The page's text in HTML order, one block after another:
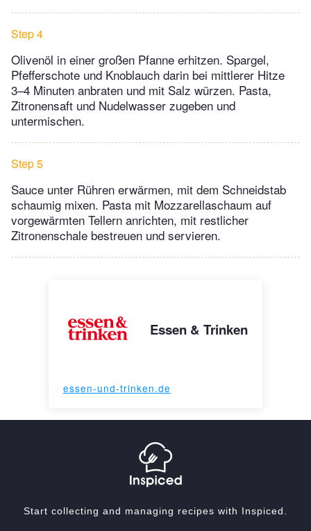
Step 4
Olivenöl in einer großen Pfanne erhitzen. Spargel,
Pfeffer­schote und Knoblauch darin bei mittlerer Hitze
3–4 Minuten anbraten und mit Salz würzen. Pasta,
Zitronensaft und Nudelwasser zugeben und
untermischen.
Step 5
Sauce unter Rühren erwärmen, mit dem Schneidstab
schaumig mixen. Pasta mit Mozzarellaschaum auf
vorgewärmten Tellern anrichten, mit restlicher
Zitronenschale bestreuen und servieren.
Essen & Trinken
essen-und-trinken.de
Start collecting and managing recipes with Inspiced.